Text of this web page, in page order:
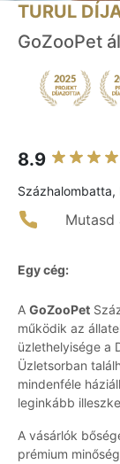
TURUL
GoZooPet
8.9
Százhalombatta,
Mutasd
Egy cég:
A GoZooPet
működik az
üzlethelyisége a
Üzletsorban
mindenféle
leginkább
A vásárlók
prémium